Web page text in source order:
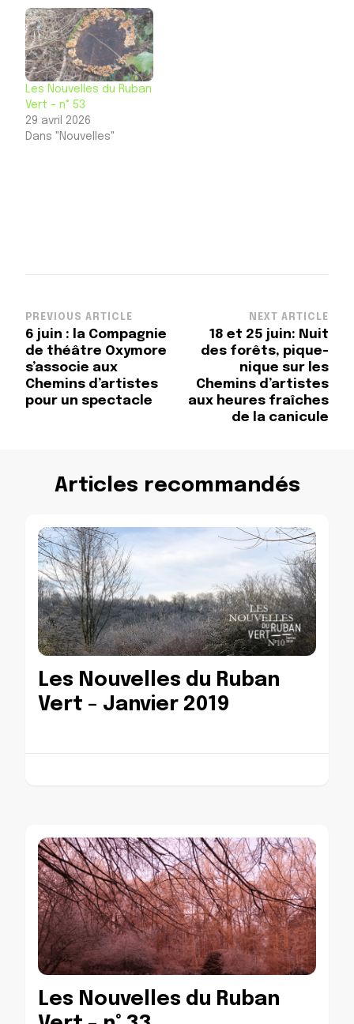
Les Nouvelles du Ruban
Vert – n° 53
29 avril 2026
Dans "Nouvelles"
Post
Navigation
PREVIOUS ARTICLE
6 juin : la Compagnie
de théâtre Oxymore
s’associe aux
Chemins d’artistes
pour un spectacle
NEXT ARTICLE
18 et 25 juin: Nuit
des forêts, pique-
nique sur les
Chemins d’artistes
aux heures fraîches
de la canicule
Articles recommandés
Les Nouvelles du Ruban
Vert – Janvier 2019
Les Nouvelles du Ruban